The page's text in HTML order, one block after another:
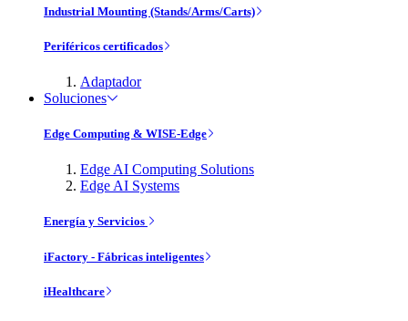
Industrial Mounting (Stands/Arms/Carts)
Periféricos certificados
Adaptador
Soluciones
Edge Computing & WISE-Edge
Edge AI Computing Solutions
Edge AI Systems
Energía y Servicios
iFactory - Fábricas inteligentes
iHealthcare